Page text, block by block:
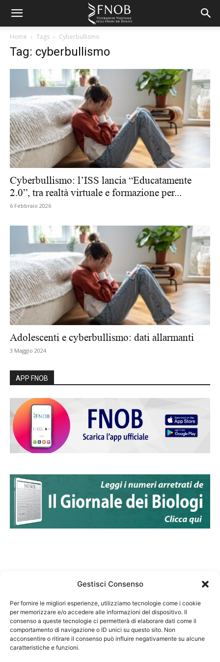
Gestisci Consenso
Per fornire le migliori esperienze, utilizziamo tecnologie come i cookie
per memorizzare e/o accedere alle informazioni del dispositivo. Il
consenso a queste tecnologie ci permetterà di elaborare dati come il
comportamento di navigazione o ID unici su questo sito. Non
acconsentire o ritirare il consenso può influire negativamente su alcune
caratteristiche e funzioni.
Home Tags Cyberbullismo
Tag: cyberbullismo
Cyberbullismo: l’ISS lancia “Educatamente
2.0”, tra realtà virtuale e formazione per...
6 Febbraio 2026
Adolescenti e cyberbullismo: dati allarmanti
3 Maggio 2024
APP FNOB
Federazione Nazionale Degli Ordini dei Biologi:
codice fiscale 80069130583
Responsabile sito internet www.fnob.it: Vincenzo